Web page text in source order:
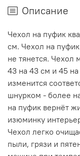
Описание
Чехол на пуфик
см. Чехол на
не тянется. Чехол
43 на 43 см и 45
изменится
шнурком - более
на пуфик вернёт
изюминку
Чехол легко
пыли, грязи и